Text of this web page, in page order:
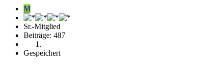
M
Sr.-Mitglied
Beiträge: 487
Gespeichert